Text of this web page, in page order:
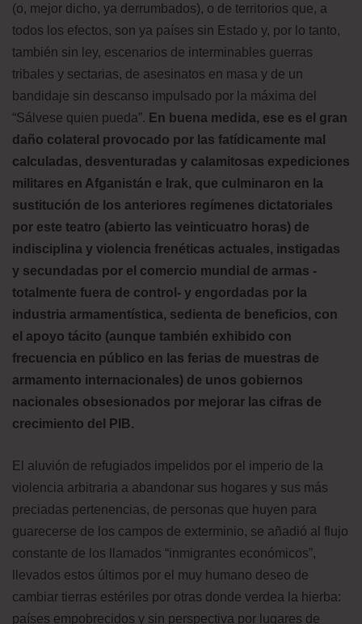
(o, mejor dicho, ya derrumbados), o de territorios que, a
todos los efectos, son ya países sin Estado y, por lo tanto,
también sin ley, escenarios de interminables guerras
tribales y sectarias, de asesinatos en masa y de un
bandidaje sin descanso impulsado por la máxima del
“Sálvese quien pueda”. En buena medida, ese es el gran
daño colateral provocado por las fatídicamente mal
calculadas, desventuradas y calamitosas expediciones
militares en Afganistán e Irak, que culminaron en la
sustitución de los anteriores regímenes dictatoriales
por este teatro (abierto las veinticuatro horas) de
indisciplina y violencia frenéticas actuales, instigadas
y secundadas por el comercio mundial de armas -
totalmente fuera de control- y engordadas por la
industria armamentística, sedienta de beneficios, con
el apoyo tácito (aunque también exhibido con
frecuencia en público en las ferias de muestras de
armamento internacionales) de unos gobiernos
nacionales obsesionados por mejorar las cifras de
crecimiento del PIB.
El aluvión de refugiados impelidos por el imperio de la
violencia arbitraria a abandonar sus hogares y sus más
preciadas pertenencias, de personas que huyen para
guarecerse de los campos de exterminio, se añadió al flujo
constante de los llamados “inmigrantes económicos”,
llevados estos últimos por el muy humano deseo de
cambiar tierras estériles por otras donde verdea la hierba:
países empobrecidos y sin perspectiva por lugares de